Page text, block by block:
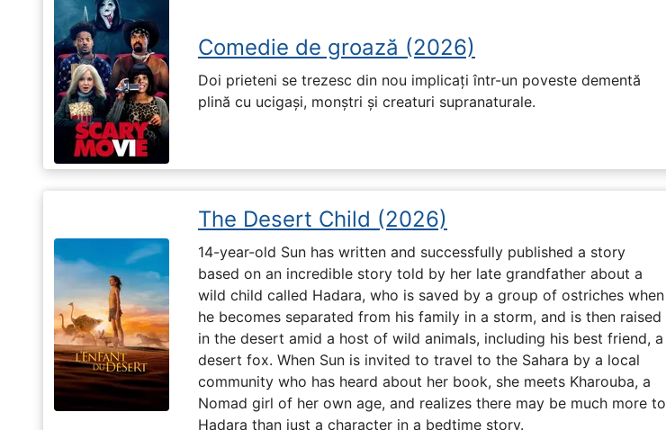
Comedie de groază (2026)
Doi prieteni se trezesc din nou implicați într-un poveste dementă
plină cu ucigași, monștri și creaturi supranaturale.
The Desert Child (2026)
14-year-old Sun has written and successfully published a story
based on an incredible story told by her late grandfather about a
wild child called Hadara, who is saved by a group of ostriches when
he becomes separated from his family in a storm, and is then raised
in the desert amid a host of wild animals, including his best friend, a
desert fox. When Sun is invited to travel to the Sahara by a local
community who has heard about her book, she meets Kharouba, a
Nomad girl of her own age, and realizes there may be much more to
Hadara than just a character in a bedtime story.